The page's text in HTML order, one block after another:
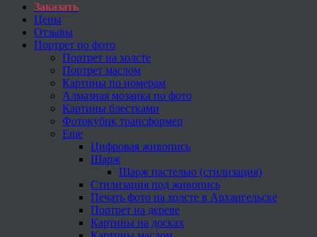
Заказать
Цены
Отзывы
Портрет по фото
Портрет на холсте
Портрет маслом
Картины по номерам
Алмазная мозаика по фото
Картины блестками
Фотокубик трансформер
Еще
Цифровая живопись
Шарж
Шарж пастелью (стилизация)
Стилизация под живопись
Печать фото на холсте в Архангельске
Портрет на дереве
Картины на досках